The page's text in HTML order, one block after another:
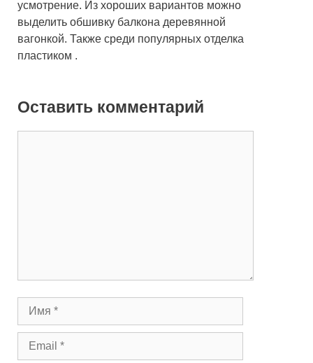
усмотрение. Из хороших вариантов можно
выделить обшивку балкона деревянной
вагонкой. Также среди популярных отделка
пластиком .
Оставить комментарий